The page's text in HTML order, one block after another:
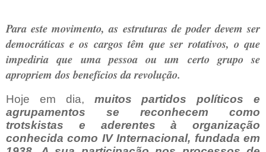
Para este movimento, as estruturas de poder devem ser
democráticas e os cargos têm que ser rotativos, o que
impediria que uma pessoa ou um certo grupo se
apropriem dos benefícios da revolução.
Hoje em dia, muitos partidos políticos e
agrupamentos se reconhecem como
trotskistas e aderentes à organização
conhecida como IV Internacional, fundada em